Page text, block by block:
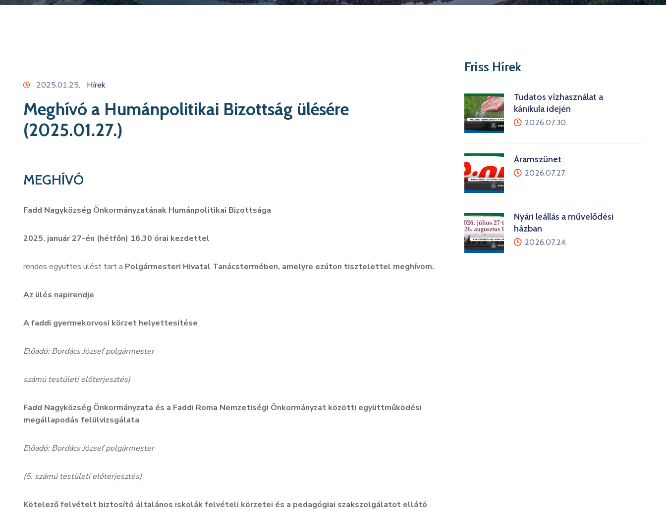
2025.01.25. Hírek
Meghívó a Humánpolitikai Bizottság ülésére
(2025.01.27.)
MEGHÍVÓ
Fadd Nagyközség Önkormányzatának Humánpolitikai Bizottsága
2025. január 27-én (hétfőn) 16.30 órai kezdettel
rendes együttes ülést tart a Polgármesteri Hivatal Tanácstermében, amelyre ezúton tisztelettel meghívom.
Az ülés napirendje
A faddi gyermekorvosi körzet helyettesítése
Előadó: Bordács József polgármester
számú testületi előterjesztés)
Fadd Nagyközség Önkormányzata és a Faddi Roma Nemzetiségi Önkormányzat közötti együttműködési
megállapodás felülvizsgálata
Előadó: Bordács József polgármester
(5. számú testületi előterjesztés)
Kötelező felvételt biztosító általános iskolák felvételi körzetei és a pedagógiai szakszolgálatot ellátó
Friss Hírek
Tudatos vízhasználat a
kánikula idején
2026.07.30.
Áramszünet
2026.07.27.
Nyári leállás a művelődési
házban
2026.07.24.